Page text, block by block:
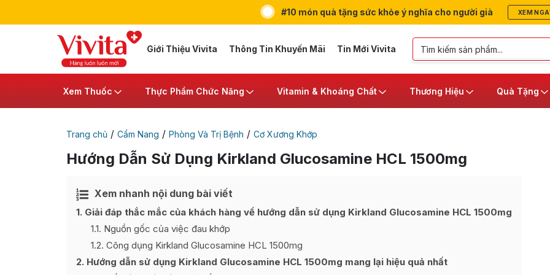
#10 món quà tặng sức khỏe ý nghĩa cho người già XEM
Giới Thiệu Vivita Thông Tin Khuyến Mãi Tin Mới Vivita
Xem Thuốc Thực Phẩm Chức Năng Vitamin & Khoáng Chất Thương Hiệu Quà Tặng
Trang chủ / Cẩm Nang / Phòng Và Trị Bệnh / Cơ Xương Khớp
Hướng Dẫn Sử Dụng Kirkland Glucosamine HCL 1500mg
Xem nhanh nội dung bài viết
1 Giải đáp thắc mắc của khách hàng về hướng dẫn sử dụng Kirkland Glucosamine HCL 1500mg
1.1 Nguồn gốc của việc đau khớp
1.2 Công dụng Kirkland Glucosamine HCL 1500mg
2 Hướng dẫn sử dụng Kirkland Glucosamine HCL 1500mg mang lại hiệu quả nhất